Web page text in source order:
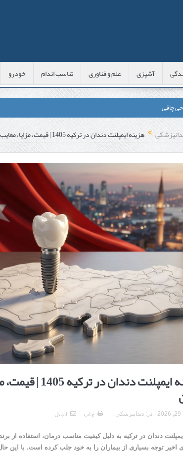
آشپزی علم و فناوری تناسب اندام خودرو
چاقی
واقعی با شبه‌ لیزر در مشهد
این موارد را بررسی کنید
از پوست
است؟
برای بهبود قطعی استریا
تا دو طرفه، روایت هوشمندی در معماری فروشگاه
هزینه ایمپلنت دندان در ترکیه 1405 | قیمت، مزایا، معایب و مقایسه با ایران
هزینه ایمپلنت
در: دندانپزشکی چاپ ایمیل
دندان در ترکیه به دلیل کیفیت مناسب درمان، استفاده از
اخیر توجه بسیاری از بیماران را به خود جلب کرده است. با این